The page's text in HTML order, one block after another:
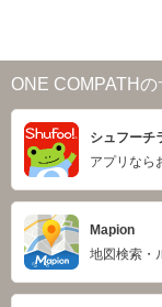
ONE COMPATHの
シュフーチ
アプリなら
Mapion
地図検索・